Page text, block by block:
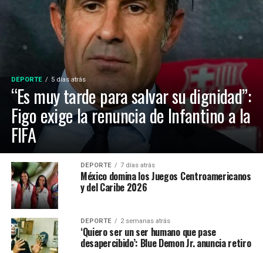
DEPORTE 5 días atrás
“Es muy tarde para salvar su dignidad”:
Figo exige la renuncia de Infantino a la
FIFA
DEPORTE 7 días atrás
México domina los Juegos Centroamericanos
y del Caribe 2026
DEPORTE 2 semanas atrás
‘Quiero ser un ser humano que pase
desapercibido’: Blue Demon Jr. anuncia retiro